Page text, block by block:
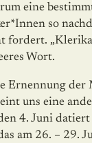
eine
so
fordert.
Wort.
Ernennung der
uns eine
4. Juni
am 26. – 29.